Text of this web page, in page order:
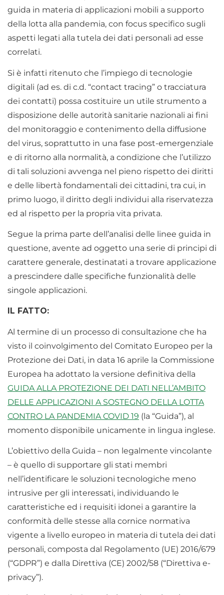
guida in materia di applicazioni mobili a supporto
della lotta alla pandemia, con focus specifico sugli
aspetti legati alla tutela dei dati personali ad esse
correlati.
Si è infatti ritenuto che l’impiego di tecnologie
digitali (ad es. di c.d. “contact tracing” o tracciatura
dei contatti) possa costituire un utile strumento a
disposizione delle autorità sanitarie nazionali ai fini
del monitoraggio e contenimento della diffusione
del virus, soprattutto in una fase post-emergenziale
e di ritorno alla normalità, a condizione che l’utilizzo
di tali soluzioni avvenga nel pieno rispetto dei diritti
e delle libertà fondamentali dei cittadini, tra cui, in
primo luogo, il diritto degli individui alla riservatezza
ed al rispetto per la propria vita privata.
Segue la prima parte dell’analisi delle linee guida in
questione, avente ad oggetto una serie di principi di
carattere generale, destinatati a trovare applicazione
a prescindere dalle specifiche funzionalità delle
singole applicazioni.
IL FATTO:
Al termine di un processo di consultazione che ha
visto il coinvolgimento del Comitato Europeo per la
Protezione dei Dati, in data 16 aprile la Commissione
Europea ha adottato la versione definitiva della
GUIDA ALLA PROTEZIONE DEI DATI NELL’AMBITO
DELLE APPLICAZIONI A SOSTEGNO DELLA LOTTA
CONTRO LA PANDEMIA COVID 19 (la “Guida”), al
momento disponibile unicamente in lingua inglese.
L’obiettivo della Guida – non legalmente vincolante
– è quello di supportare gli stati membri
nell’identificare le soluzioni tecnologiche meno
intrusive per gli interessati, individuando le
caratteristiche ed i requisiti idonei a garantire la
conformità delle stesse alla cornice normativa
vigente a livello europeo in materia di tutela dei dati
personali, composta dal Regolamento (UE) 2016/679
(“GDPR”) e dalla Direttiva (CE) 2002/58 (“Direttiva e-
privacy”).